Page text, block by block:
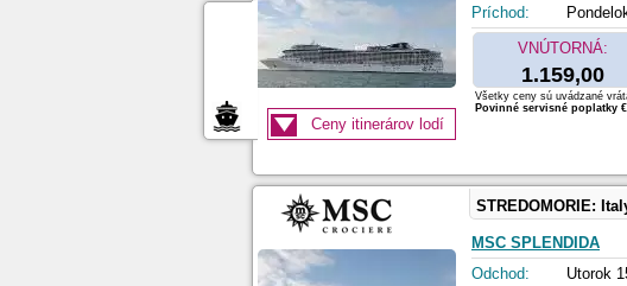
Príchod:
VNÚTORNÁ:
1.159,00
Ceny itinerárov lodí
Všetky ceny sú uvádzané
Povinné servisné poplatky
STREDOMORIE:
MSC SPLENDIDA
Odchod:
Utorok